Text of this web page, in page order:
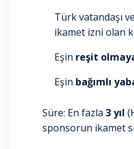
Türk vatandaşı
ikamet izni olan
Eşin reşit
Eşin bağımlı
Süre: En fazla 3 yıl
sponsorun ikamet